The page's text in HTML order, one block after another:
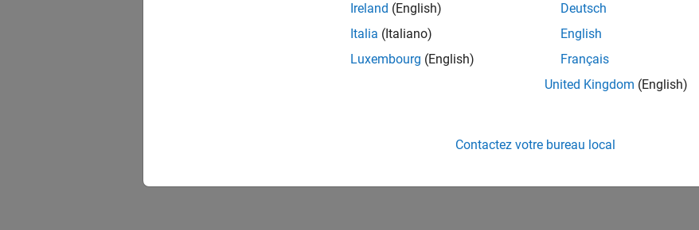
Ireland (English)
Italia (Italiano)
Luxembourg (English)
Deutsch
English
Français
United Kingdom (English)
Contactez votre bureau local